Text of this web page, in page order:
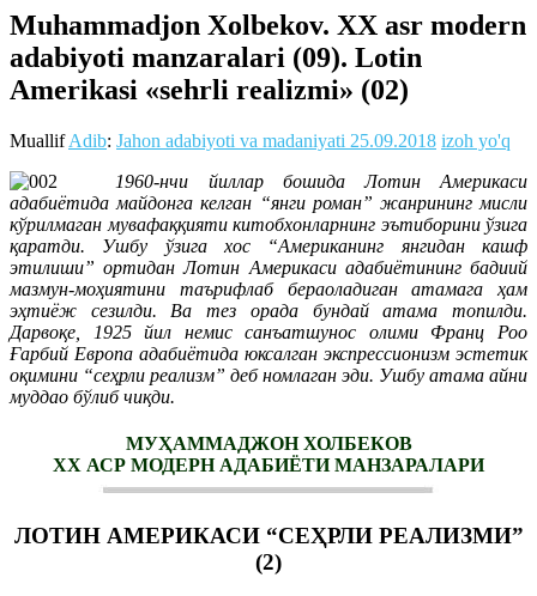
Muhammadjon Xolbekov. XX asr modern
adabiyoti manzaralari (09). Lotin
Amerikasi «sehrli realizmi» (02)
MuallifAdib: Jahon adabiyoti va madaniyati 25.09.2018 izoh yo'q
1960-нчи йиллар бошида Лотин Америкаси
адабиётида майдонга келган “янги роман” жанрининг мисли
кўрилмаган мувафаққияти китобхонларнинг эътиборини ўзига
қаратди. Ушбу ўзига хос “Американинг янгидан кашф
этилиши” ортидан Лотин Америкаси адабиётининг бадиий
мазмун-моҳиятини таърифлаб бераоладиган атамага ҳам
эҳтиёж сезилди. Ва тез орада бундай атама топилди.
Дарвоқе, 1925 йил немис санъатшунос олими Франц Роо
Ғарбий Европа адабиётида юксалган экспрессионизм эстетик
оқимини “сеҳрли реализм” деб номлаган эди. Ушбу атама айни
муддао бўлиб чиқди.
МУҲАММАДЖОН ХОЛБЕКОВ
ХХ АСР МОДЕРН АДАБИЁТИ МАНЗАРАЛАРИ
ЛОТИН АМЕРИКАСИ “СЕҲРЛИ РЕАЛИЗМИ”
(2)